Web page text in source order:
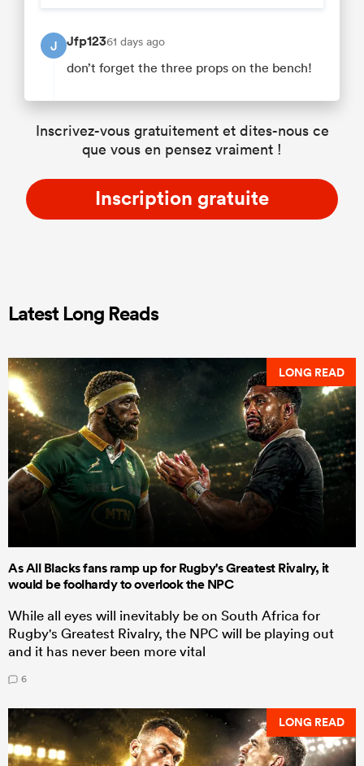
J Jfp12361 days ago
don’t forget the three props on the bench!
Inscrivez-vous gratuitement et dites-nous ce
que vous en pensez vraiment !
Inscription gratuite
Latest Long Reads
LONG READ
As All Blacks fans ramp up for Rugby's Greatest Rivalry, it
would be foolhardy to overlook the NPC
While all eyes will inevitably be on South Africa for
Rugby's Greatest Rivalry, the NPC will be playing out
and it has never been more vital
6
LONG READ